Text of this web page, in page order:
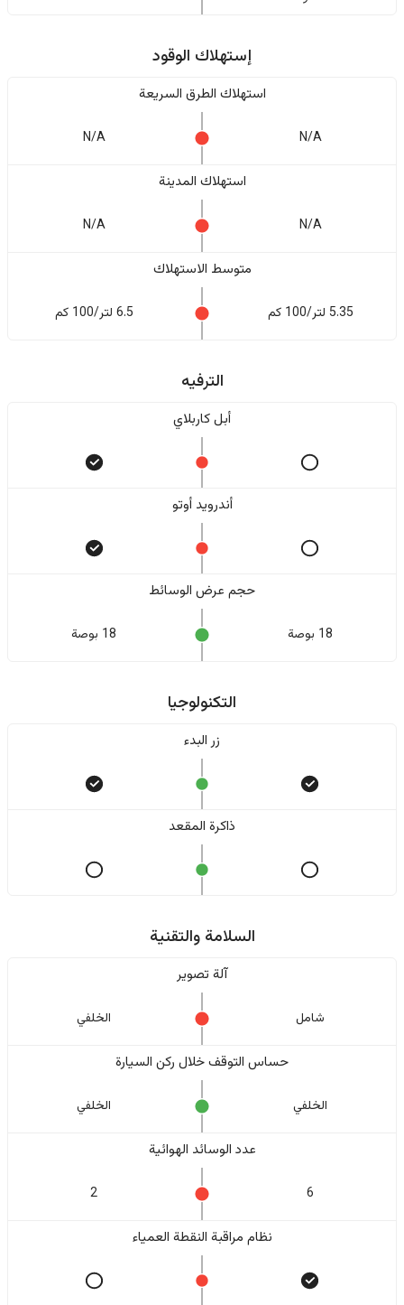
إستهلاك الوقود
استهلاك الطرق السريعة
N/A
N/A
استهلاك المدينة
N/A
N/A
متوسط الاستهلاك
5.35 لتر/100 كم 6.5 لتر/100 كم
الترفيه
أبل كاربلاي
أندرويد أوتو
حجم عرض الوسائط
18 بوصة 18 بوصة
التكنولوجيا
زر البدء
ذاكرة المقعد
السلامة والتقنية
آلة تصوير
شامل الخلفي
حساس التوقف خلال ركن السيارة
الخلفي الخلفي
عدد الوسائد الهوائية
6
2
نظام مراقبة النقطة العمياء